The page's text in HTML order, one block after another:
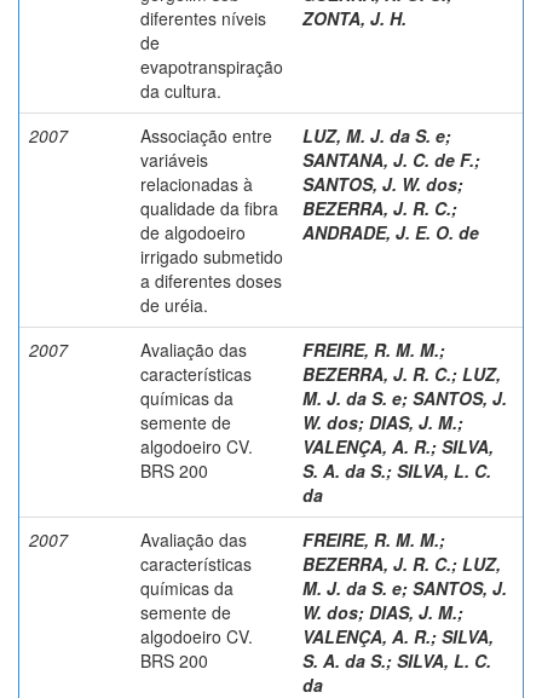
diferentes níveis
de
evapotranspiração
da cultura.
ZONTA, J. H.
2007
Associação entre
variáveis
relacionadas à
qualidade da fibra
de algodoeiro
irrigado submetido
a diferentes doses
de uréia.
LUZ, M. J. da S. e;
SANTANA, J. C. de F.;
SANTOS, J. W. dos;
BEZERRA, J. R. C.;
ANDRADE, J. E. O. de
2007
Avaliação das
características
químicas da
semente de
algodoeiro CV.
BRS 200
FREIRE, R. M. M.;
BEZERRA, J. R. C.; LUZ,
M. J. da S. e; SANTOS, J.
W. dos; DIAS, J. M.;
VALENÇA, A. R.; SILVA,
S. A. da S.; SILVA, L. C.
da
2007
Avaliação das
características
químicas da
semente de
algodoeiro CV.
BRS 200
FREIRE, R. M. M.;
BEZERRA, J. R. C.; LUZ,
M. J. da S. e; SANTOS, J.
W. dos; DIAS, J. M.;
VALENÇA, A. R.; SILVA,
S. A. da S.; SILVA, L. C.
da